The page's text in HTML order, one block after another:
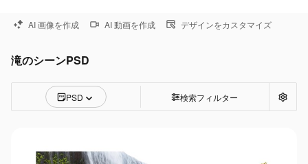
AI 画像を作成 AI 動画を作成 デザインをカスタマイズ
滝のシーンPSD
PSD 検索フィルター